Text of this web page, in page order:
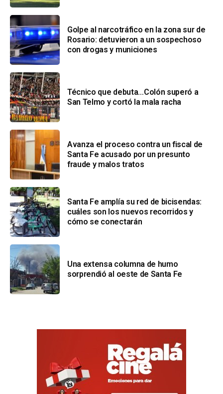
Golpe al narcotráfico en la zona sur de
Rosario: detuvieron a un sospechoso
con drogas y municiones
Técnico que debuta…Colón superó a
San Telmo y cortó la mala racha
Avanza el proceso contra un fiscal de
Santa Fe acusado por un presunto
fraude y malos tratos
Santa Fe amplía su red de bicisendas:
cuáles son los nuevos recorridos y
cómo se conectarán
Una extensa columna de humo
sorprendió al oeste de Santa Fe